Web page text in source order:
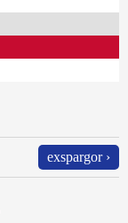
exspargor ›